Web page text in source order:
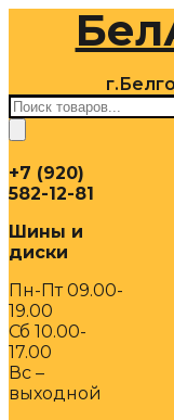
содержимому
Поиск
товаров
+7 (920)
582-12-81
Шины и
диски
Пн-Пт 09.00-
19.00
Сб 10.00-
17.00
Вс –
выходной